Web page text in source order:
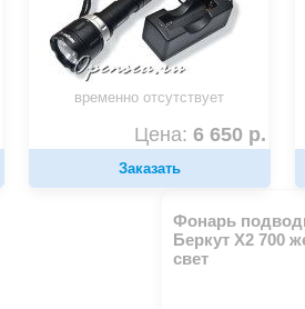
временно отсутствует
Цена: 6 650 р.
Заказать
Фонарь
Беркут Х2 700
свет